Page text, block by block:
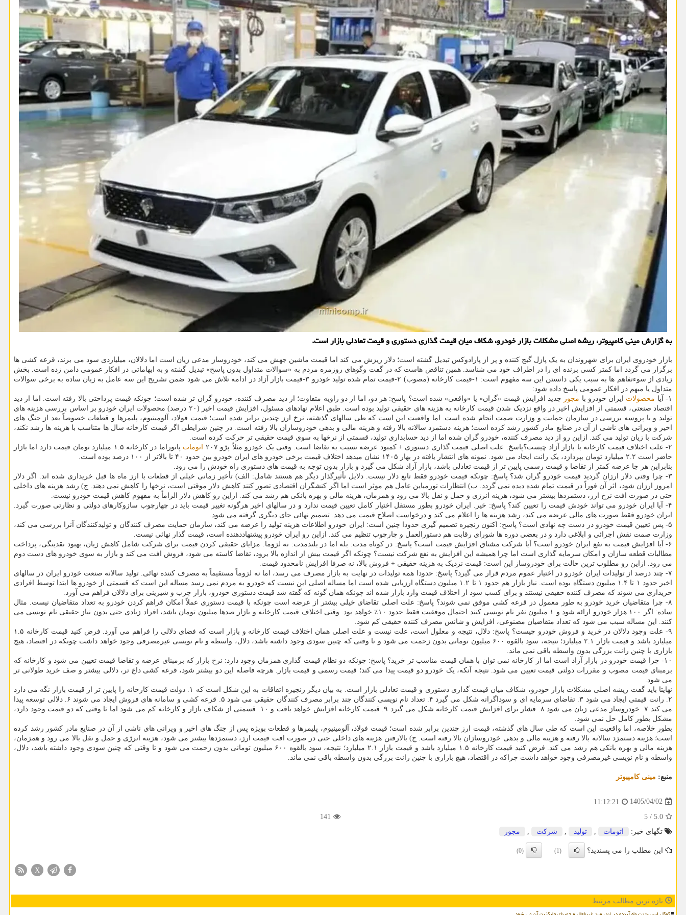
به گزارش مینی کامپیوتر، ریشه اصلی مشکلات بازار خودرو، شکاف میان قیمت گذاری دستوری و قیمت تعادلی بازار است.
بازار خودروی ایران برای شهروندان به یک پازل گیج کننده و پر از پارادوکس تبدیل گشته است؛ دلار ریزش می کند اما قیمت ماشین جهش می کند، خودروساز مدعی زیان است اما دلالان، میلیاردی سود می برند، قرعه کشی ها
برگزار می گردد اما کمتر کسی برنده ای را در اطراف خود می شناسد. همین تناقض هاست که در گفت وگوهای روزمره مردم به «سوالات متداول بدون پاسخ» تبدیل گشته و به ابهاماتی در افکار عمومی دامن زده است. بخش
زیادی از سوءتفاهم ها به سبب یکی دانستن این سه مفهوم است: ۱-قیمت کارخانه (مصوب) ۲-قیمت تمام شده تولید خودرو ۳-قیمت بازار آزاد در ادامه تلاش می شود ضمن تشریح این سه عامل به زبان ساده به برخی سوالات
متداول یا مبهم در افکار عمومی پاسخ داده شود:
۱- آیا
محصولات ایران خودرو با مجوز جدید افزایش قیمت «گران» یا «واقعی» شده است؟ پاسخ: هر دو، اما از دو زاویه متفاوت؛ از دید مصرف کننده، خودرو گران تر شده است؛ چونکه قیمت پرداختی بالا رفته است. اما از دید
اقتصاد صنعتی، قسمتی از افزایش اخیر در واقع نزدیک شدن قیمت کارخانه به هزینه های حقیقی تولید بوده است. طبق اعلام نهادهای مسئول، افزایش قیمت اخیر (۲۰ درصد) محصولات ایران خودرو بر اساس بررسی هزینه های
تولید و با پروسه بررسی در سازمان حمایت و وزارت صمت انجام شده است. اما واقعیت این است که طی سالهای گذشته، نرخ ارز چندین برابر شده است؛ قیمت فولاد، آلومینیوم، پلیمرها و قطعات خصوصاً بعد از جنگ های
اخیر و ویرانی های ناشی از آن در صنایع مادر کشور رشد کرده است؛ هزینه دستمزد سالانه بالا رفته و هزینه مالی و بدهی خودروسازان بالا رفته است. در چنین شرایطی اگر قیمت کارخانه سال ها متناسب با هزینه ها رشد نکند،
شرکت با زیان تولید می کند. ازاین رو از دید مصرف کننده، خودرو گران شده اما از دید حسابداری تولید، قسمتی از نرخها به سوی قیمت حقیقی تر حرکت کرده است.
۲- علت اختلاف قیمت کارخانه با بازار آزاد چیست؟پاسخ: علت اصلی قیمت گذاری دستوری + کمبود عرضه نسبت به تقاضا است. وقتی یک خودرو مثلاً پژو ۲۰۷
اتومات
پانوراما در کارخانه ۱.۵ میلیارد تومان قیمت دارد اما بازار
حاضر است ۲.۲ میلیارد تومان بپردازد، یک رانت ایجاد می شود. نمونه های انتشار یافته در بهار ۱۴۰۵ نشان میدهد اختلاف قیمت برخی خودرو های ایران خودرو بین حدود ۴۰ تا بالاتر از ۱۰۰ درصد بوده است.
بنابراین هر جا عرضه کمتر از تقاضا و قیمت رسمی پایین تر از قیمت تعادلی باشد، بازار آزاد شکل می گیرد و بازار بدون توجه به قیمت های دستوری راه خودش را می رود.
۳- چرا وقتی دلار ارزان گردید قیمت خودرو گران شد؟ پاسخ: چونکه قیمت خودرو فقط تابع دلار نیست. دلایل تأثیرگذار دیگر هم هستند شامل: الف) تأخیر زمانی خیلی از قطعات با ارز ماه ها قبل خریداری شده اند. اگر دلار
امروز ارزان شود، اثر آن فوراً در قیمت تمام شده دیده نمی گردد. ب) انتظارات تورمیاین عامل هم موثر است اما اگر کنشگران اقتصادی تصور کنند کاهش دلار موقتی است، نرخها را کاهش نمی دهند. ج) رشد هزینه های داخلی
حتی در صورت افت نرخ ارز، دستمزدها بیشتر می شود، هزینه انرژی و حمل و نقل بالا می رود و همزمان، هزینه مالی و بهره بانکی هم رشد می کند. ازاین رو کاهش دلار الزاماً به مفهوم کاهش قیمت خودرو نیست.
۴- آیا ایران خودرو می تواند خودش قیمت را تعیین کند؟ پاسخ: خیر. ایران خودرو بطور مستقل اختیار کامل تعیین قیمت ندارد و در سالهای اخیر هرگونه تغییر قیمت باید در چهارچوب سازوکارهای دولتی و نظارتی صورت گیرد.
ایران خودرو فقط صورت های مالی عرضه می کند، رشد هزینه ها را اعلام می کند و درخواست اصلاح قیمت می دهد. تصمیم نهائی جای دیگری گرفته می شود.
۵- پس تعیین قیمت خودرو در دست چه نهادی است؟ پاسخ: اکنون زنجیره تصمیم گیری حدودا چنین است: ایران خودرو اطلاعات هزینه تولید را عرضه می کند، سازمان حمایت مصرف کنندگان و تولیدکنندگان آنرا بررسی می کند،
وزارت صمت نقش اجرائی و ابلاغی دارد و در بعضی دوره ها شورای رقابت هم دستورالعمل و چارچوب تنظیم می کند. ازاین رو ایران خودرو پیشنهاددهنده است، قیمت گذار نهائی نیست.
۶- آیا افزایش قیمت به نفع ایران خودرو است؟ آیا شرکت مشتاق افزایش قیمت است؟ پاسخ: در کوتاه مدت: بله اما در بلندمدت: نه لزوما. مزایای حقیقی کردن قیمت برای شرکت شامل کاهش زیان، بهبود نقدینگی، پرداخت
مطالبات قطعه سازان و امکان سرمایه گذاری است اما چرا همیشه این افزایش به نفع شرکت نیست؟ چونکه اگر قیمت بیش از اندازه بالا برود، تقاضا کاسته می شود، فروش افت می کند و بازار به سوی خودرو های دست دوم
می رود. ازاین رو مطلوب ترین حالت برای خودروساز این است: قیمت نزدیک به هزینه حقیقی + فروش بالا، نه صرفا افزایش نامحدود قیمت.
۷- چند درصد از تولیدات ایران خودرو در اختیار عموم مردم قرار می گیرد؟ پاسخ: حدودا همه تولیدات در نهایت به بازار مصرف می رسد، اما نه لزوماً مستقیماً به مصرف کننده نهائی. تولید سالانه صنعت خودرو ایران در سالهای
اخیر حدود ۱ تا ۱.۴ میلیون دستگاه بوده است. نیاز بازار هم حدود ۱ تا ۱.۲ میلیون دستگاه ارزیابی شده است اما مساله اصلی این نیست که خودرو به مردم نمی رسد مساله این است که قسمتی از خودرو ها ابتدا توسط افرادی
خریداری می شوند که مصرف کننده حقیقی نیستند و برای کسب سود از اختلاف قیمت وارد بازار شده اند چونکه همان گونه که گفته شد قیمت دستوری خودرو، بازار چرب و شیرینی برای دلالان فراهم می آورد.
۸- چرا متقاضیان خرید خودرو به طور معمول در قرعه کشی موفق نمی شوند؟ پاسخ: علت اصلی تقاضای خیلی بیشتر از عرضه است چونکه با قیمت دستوری عملاً امکان فراهم کردن خودرو به تعداد متقاضیان نیست. مثال
ساده: اگر ۱۰۰ هزار خودرو ارائه شود و ۱ میلیون نفر نام نویسی کنند احتمال موفقیت فقط حدود ۱۰٪ خواهد بود. وقتی اختلاف قیمت کارخانه و بازار صدها میلیون تومان باشد، افراد زیادی حتی بدون نیاز حقیقی نام نویسی می
کنند. این مساله سبب می شود که تعداد متقاضیان مصنوعی، افزایش و شانس مصرف کننده حقیقی کم شود.
۹- علت وجود دلالان در خرید و فروش خودرو چیست؟ پاسخ: دلال، نتیجه و معلول است، علت نیست و علت اصلی همان اختلاف قیمت کارخانه و بازار است که فضای دلالی را فراهم می آورد. فرض کنید قیمت کارخانه ۱.۵
میلیارد باشد و قیمت بازار ۲.۱ میلیارد؛ نتیجه، سود بالقوه ۶۰۰ میلیون تومانی بدون زحمت می شود و تا وقتی که چنین سودی وجود داشته باشد، دلال، واسطه و نام نویسی غیرمصرفی وجود خواهد داشت چونکه در اقتصاد، هیچ
بازاری با چنین رانت بزرگی بدون واسطه باقی نمی ماند.
۱۰- چرا قیمت خودرو در بازار آزاد است اما از کارخانه نمی توان با همان قیمت مناسب تر خرید؟ پاسخ: چونکه دو نظام قیمت گذاری همزمان وجود دارد: نرخ بازار که برمبنای عرضه و تقاضا قیمت تعیین می شود و کارخانه که
برمبنای قیمت مصوب و مقررات دولتی قیمت تعیین می شود. نتیجه آنکه، یک خودرو دو قیمت پیدا می کند؛ قیمت رسمی و قیمت بازار. هرچه فاصله این دو بیشتر شود، قرعه کشی داغ تر، دلالی بیشتر و صف خرید طولانی تر
می شود.
نهایتا باید گفت ریشه اصلی مشکلات بازار خودرو، شکاف میان قیمت گذاری دستوری و قیمت تعادلی بازار است. به بیان دیگر زنجیره اتفاقات به این شکل است که ۱. دولت قیمت کارخانه را پایین تر از قیمت بازار نگه می دارد
۲. رانت قیمتی ایجاد می شود ۳. تقاضای سرمایه ای و سوداگرانه شکل می گیرد ۴. تعداد نام نویسی کنندگان چند برابر مصرف کنندگان حقیقی می شود ۵. قرعه کشی و سامانه های فروش ایجاد می شوند ۶. دلالی توسعه پیدا
می کند ۷. خودروساز مدعی زیان می شود ۸. فشار برای افزایش قیمت کارخانه شکل می گیرد ۹. قیمت کارخانه افزایش خواهد یافت و ۱۰. قسمتی از شکاف بازار و کارخانه کم می شود اما تا وقتی که دو قیمت وجود دارد،
مشکل بطور کامل حل نمی شود.
بطور خلاصه، اما واقعیت این است که طی سال های گذشته، قیمت ارز چندین برابر شده است؛ قیمت فولاد، آلومینیوم، پلیمرها و قطعات بویژه پس از جنگ های اخیر و ویرانی های ناشی از آن در صنایع مادر کشور رشد کرده
است؛ هزینه دستمزد سالانه بالا رفته و هزینه مالی و بدهی خودروسازان بالا رفته است. ج) بالارفتن هزینه های داخلی حتی در صورت افت قیمت ارز، دستمزدها بیشتر می شود، هزینه انرژی و حمل و نقل بالا می رود و همزمان،
هزینه مالی و بهره بانکی هم رشد می کند. فرض کنید قیمت کارخانه ۱.۵ میلیارد باشد و قیمت بازار ۲.۱ میلیارد؛ نتیجه، سود بالقوه ۶۰۰ میلیون تومانی بدون زحمت می شود و تا وقتی که چنین سودی وجود داشته باشد، دلال،
واسطه و نام نویسی غیرمصرفی وجود خواهد داشت چراکه در اقتصاد، هیچ بازاری با چنین رانت بزرگی بدون واسطه باقی نمی ماند.
منبع: مینی كامپیوتر
1405/04/02
11:12:21
5.0
/
5
141
تگهای خبر:
اتومات , تولید , شركت , مجوز
این مطلب را می پسندید؟ (1)
(0)
X
تازه ترین مطالب مرتبط